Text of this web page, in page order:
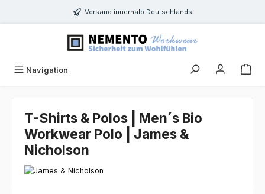
Zum Hauptinhalt springenVersand innerhalb Deutschlands
Navigation
T-Shirts & Polos | Men´s Bio
Workwear Polo | James &
Nicholson